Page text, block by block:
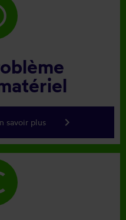
savoir plus keyboard_arrow_right